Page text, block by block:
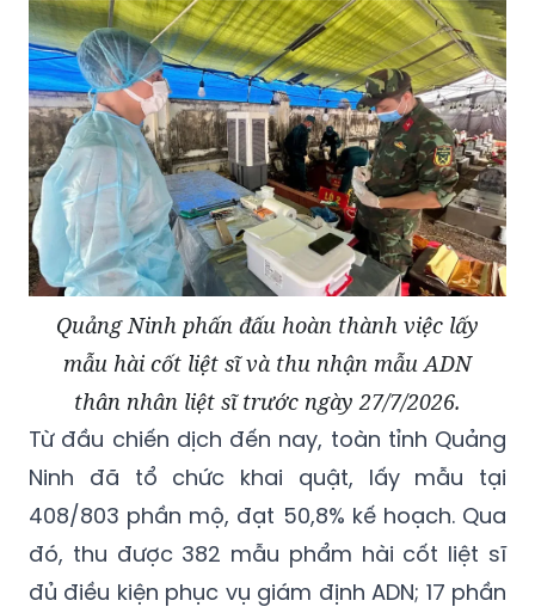
Quảng Ninh phấn đấu hoàn thành việc lấy
mẫu hài cốt liệt sĩ và thu nhận mẫu ADN
thân nhân liệt sĩ trước ngày 27/7/2026.
Từ đầu chiến dịch đến nay, toàn tỉnh Quảng
Ninh đã tổ chức khai quật, lấy mẫu tại
408/803 phần mộ, đạt 50,8% kế hoạch. Qua
đó, thu được 382 mẫu phẩm hài cốt liệt sĩ
đủ điều kiện phục vụ giám định ADN; 17 phần